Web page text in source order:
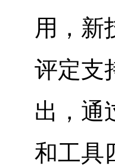
用，新
评定支
出，通
和工具